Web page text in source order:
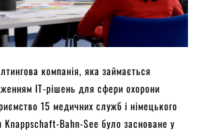
компанія, яка займається
ІТ-рішень для сфери охорони
15 медичних служб і німецького
Knappschaft-Bahn-See було засноване у